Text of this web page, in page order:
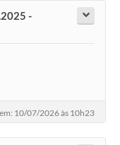
-
10/07/2026 às 10h23